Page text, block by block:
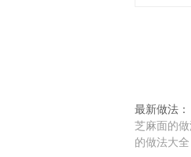
最新做法：
芝麻面的
的做法大全